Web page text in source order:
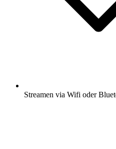
Streamen via Wifi oder